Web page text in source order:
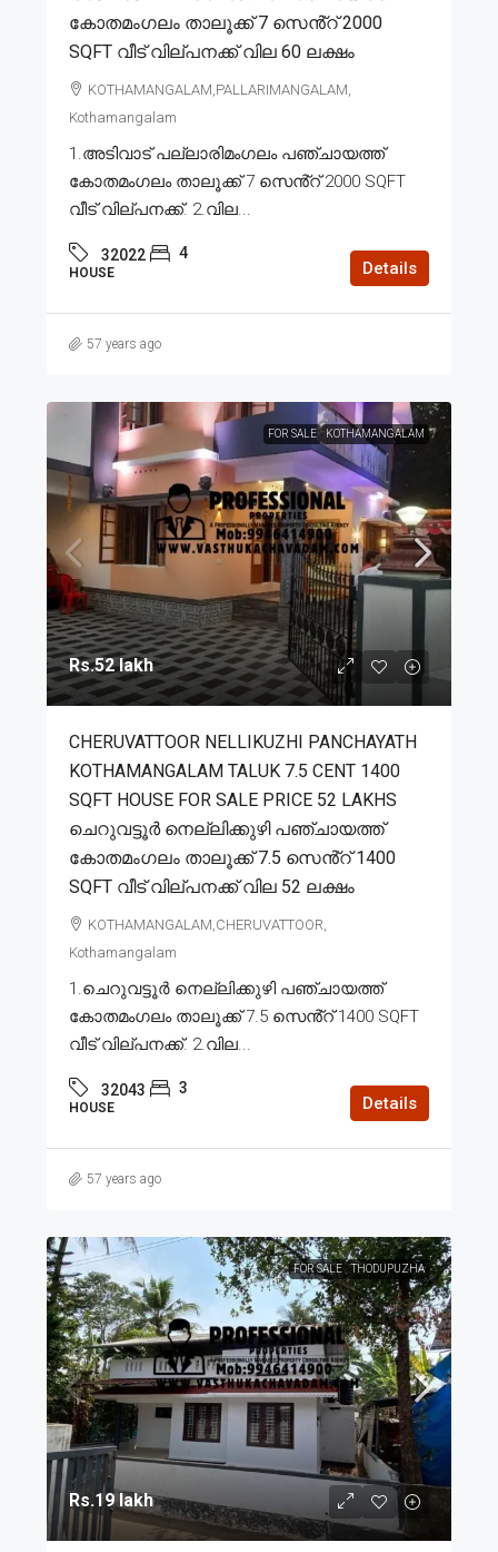
കോതമംഗലം താലൂക്ക് 7 സെൻ്റ് 2000
SQFT വീട് വില്പനക്ക് വില 60 ലക്ഷം
KOTHAMANGALAM,PALLARIMANGALAM,
Kothamangalam
1.അടിവാട് പല്ലാരിമംഗലം പഞ്ചായത്ത്
കോതമംഗലം താലൂക്ക് 7 സെൻ്റ് 2000 SQFT
വീട് വില്പനക്ക്. 2.വില...
32022 4
HOUSE Details
57 years ago
FOR SALE KOTHAMANGALAM
Rs.52 lakh
CHERUVATTOOR NELLIKUZHI PANCHAYATH
KOTHAMANGALAM TALUK 7.5 CENT 1400
SQFT HOUSE FOR SALE PRICE 52 LAKHS
ചെറുവട്ടൂർ നെല്ലിക്കുഴി പഞ്ചായത്ത്
കോതമംഗലം താലൂക്ക് 7.5 സെൻ്റ് 1400
SQFT വീട് വില്പനക്ക് വില 52 ലക്ഷം
KOTHAMANGALAM,CHERUVATTOOR,
Kothamangalam
1.ചെറുവട്ടൂർ നെല്ലിക്കുഴി പഞ്ചായത്ത്
കോതമംഗലം താലൂക്ക് 7.5 സെൻ്റ് 1400 SQFT
വീട് വില്പനക്ക്. 2.വില...
32043 3
HOUSE Details
57 years ago
FOR SALE THODUPUZHA
Rs.19 lakh